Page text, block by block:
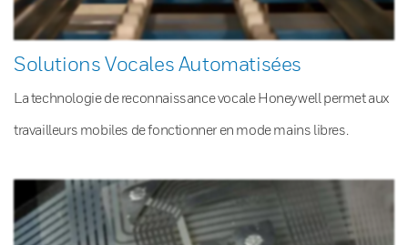
Solutions Vocales Automatisées
La technologie de reconnaissance vocale Honeywell permet aux
travailleurs mobiles de fonctionner en mode mains libres.